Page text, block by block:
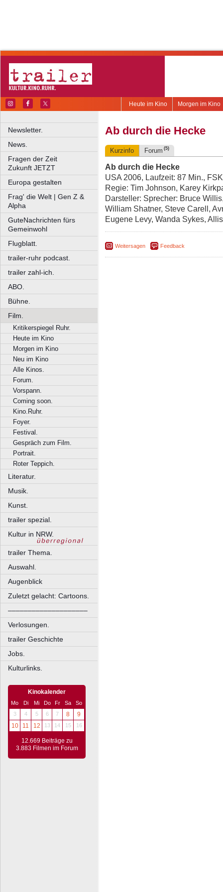
Morgen im Kino
Heute im Kino
Newsletter.
News.
Fragen der Zeit
Zukunft JETZT
Europa gestalten
Frag' die Welt | Gen Z &
Alpha
GuteNachrichten fürs
Gemeinwohl
Flugblatt.
trailer-ruhr podcast.
trailer zahl-ich.
ABO.
Bühne.
Film.
Kritikerspiegel Ruhr.
Heute im Kino
Morgen im Kino
Neu im Kino
Alle Kinos.
Forum.
Vorspann.
Coming soon.
Kino.Ruhr.
Foyer.
Festival.
Gespräch zum Film.
Portrait.
Roter Teppich.
Literatur.
Musik.
Kunst.
trailer spezial.
Kultur in NRW.
trailer Thema.
Auswahl.
Augenblick
Zuletzt gelacht: Cartoons.
––––––––––––––––––––
Verlosungen.
trailer Geschichte
Jobs.
Kulturlinks.
Kinokalender
Mo Di Mi Do Fr Sa
So
3
4 5 6 7 8
9
10
11 12 13 14 15 16
12.669 Beiträge zu
3.883 Filmen im Forum
Ab durch die Hecke
Kurzinfo Forum (5)
Ab durch die Hecke
USA 2006, Laufzeit: 87 Min.,
Regie: Tim Johnson, Karey
Darsteller: Sprecher: Bruce
William Shatner, Steve Carell,
Eugene Levy, Wanda Sykes,
Weitersagen Feedback